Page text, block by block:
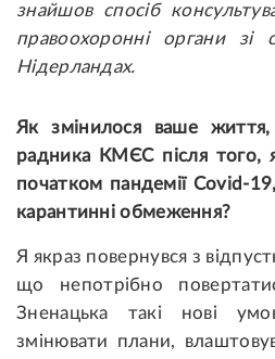
знайшов спосіб
правоохоронні органи зі
Нідерландах.
Як змінилося ваше
радника КМЄС після того,
початком пандемії Covid-
карантинні обмеження?
Я якраз повернувся з
що непотрібно
Зненацька такі нові
змінювати плани,